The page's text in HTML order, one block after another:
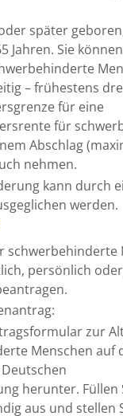
später
Jahren. Sie
– frühestens
für eine
für
Abschlag
nehmen.
kann durch
werden.
schwerbehinderte
persönlich
zur
Menschen auf
herunter. Füllen
aus und stellen